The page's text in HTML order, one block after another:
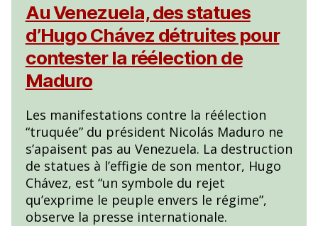
Au Venezuela, des statues
d’Hugo Chávez détruites pour
contester la réélection de
Maduro
Les manifestations contre la réélection
“truquée” du président Nicolás Maduro ne
s’apaisent pas au Venezuela. La destruction
de statues à l’effigie de son mentor, Hugo
Chávez, est “un symbole du rejet
qu’exprime le peuple envers le régime”,
observe la presse internationale.